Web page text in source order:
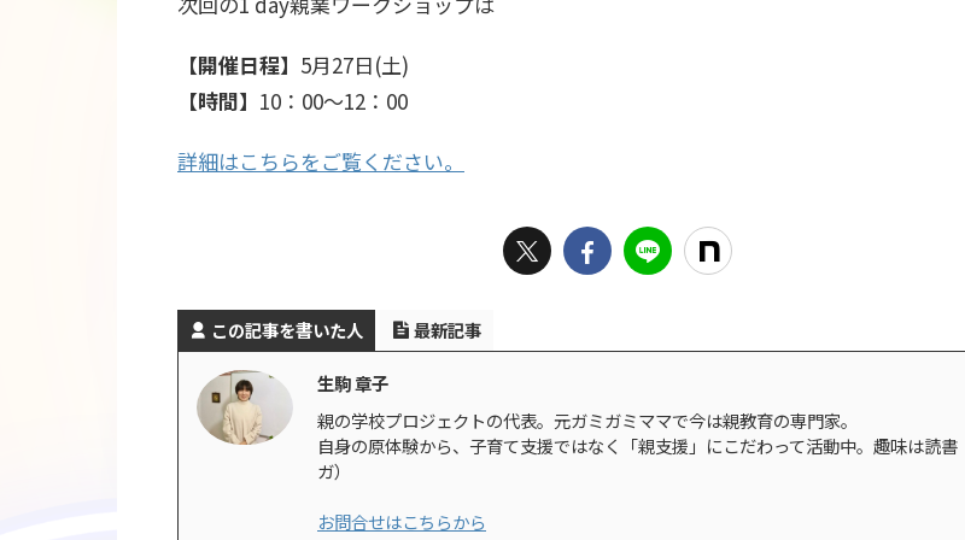
【開催日程】 5月27日(土)
【時間】 10：00～12：00
詳細はこちらをご覧ください。
この記事を書いた人 最新記事
生駒 章子
親の学校プロジェクトの代表。元ガミガミママで今は親教育の専門家。
自身の原体験から、子育て支援ではなく「親支援」にこだわって活動中。趣味は読書
ガ）
お問合せはこちらから